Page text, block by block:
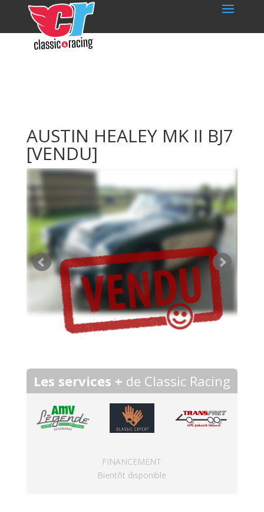
AUSTIN HEALEY MK II BJ7
[VENDU]
Les services + de Classic Racing
FINANCEMENT
Bientôt disponible